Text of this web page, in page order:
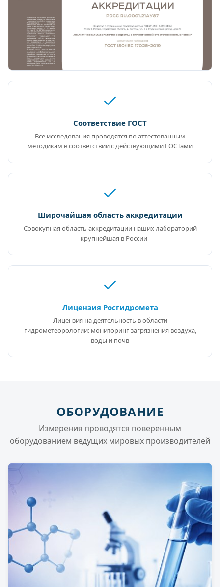
Соответствие ГОСТ
Все исследования проводятся по аттестованным
методикам в соответствии с действующими ГОСТами
Широчайшая область аккредитации
Совокупная область аккредитации наших лабораторий
— крупнейшая в России
Лицензия Росгидромета
Лицензия на деятельность в области
гидрометеорологии: мониторинг загрязнения воздуха,
воды и почв
ОБОРУДОВАНИЕ
Измерения проводятся поверенным
оборудованием ведущих мировых производителей